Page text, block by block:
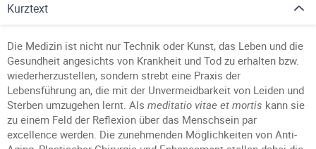
Kurztext
Die Medizin ist nicht nur Technik oder Kunst, das Leben und die
Gesundheit angesichts von Krankheit und Tod zu erhalten bzw.
wiederherzustellen, sondern strebt eine Praxis der
Lebensführung an, die mit der Unvermeidbarkeit von Leiden und
Sterben umzugehen lernt. Als meditatio vitae et mortis kann sie
zu einem Feld der Reflexion über das Menschsein par
excellence werden. Die zunehmenden Möglichkeiten von Anti-